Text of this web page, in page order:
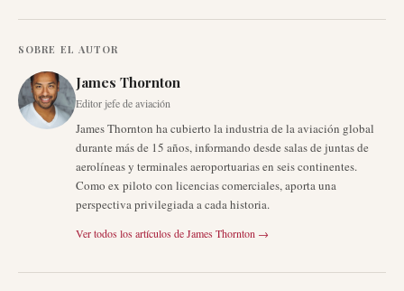
SOBRE EL AUTOR
James Thornton
Editor jefe de aviación
James Thornton ha cubierto la industria de la aviación global
durante más de 15 años, informando desde salas de juntas de
aerolíneas y terminales aeroportuarias en seis continentes.
Como ex piloto con licencias comerciales, aporta una
perspectiva privilegiada a cada historia.
Ver todos los artículos deJames Thornton →